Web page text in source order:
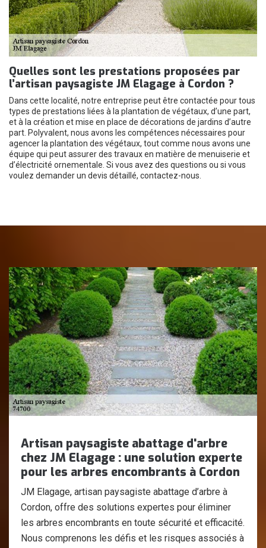
Quelles sont les prestations proposées par
l’artisan paysagiste JM Elagage à Cordon ?
Dans cette localité, notre entreprise peut être contactée pour tous
types de prestations liées à la plantation de végétaux, d’une part,
et à la création et mise en place de décorations de jardins d’autre
part. Polyvalent, nous avons les compétences nécessaires pour
agencer la plantation des végétaux, tout comme nous avons une
équipe qui peut assurer des travaux en matière de menuiserie et
d’électricité ornementale. Si vous avez des questions ou si vous
voulez demander un devis détaillé, contactez-nous.
Artisan paysagiste abattage d'arbre
chez JM Elagage : une solution experte
pour les arbres encombrants à Cordon
JM Elagage, artisan paysagiste abattage d’arbre à
Cordon, offre des solutions expertes pour éliminer
les arbres encombrants en toute sécurité et efficacité.
Nous comprenons les défis et les risques associés à